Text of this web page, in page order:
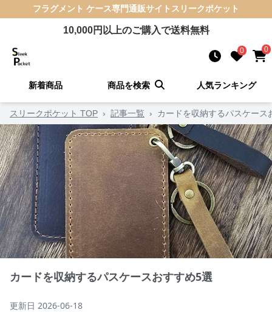
フラグメント ケース専門通販サイト スリークポケット
10,000円以上のご購入で送料無料
0 0
新着商品 商品を検索 人気ランキング
スリークポケット TOP › 記事一覧 › カードを収納するパスケース
カードを収納するパスケースおすすめ5選
更新日 2026-06-18